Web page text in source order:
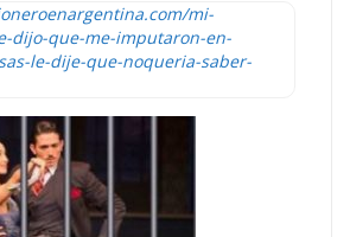
mi-
dijo-que-me-imputaron-en-
le-dije-que-noqueria-saber-